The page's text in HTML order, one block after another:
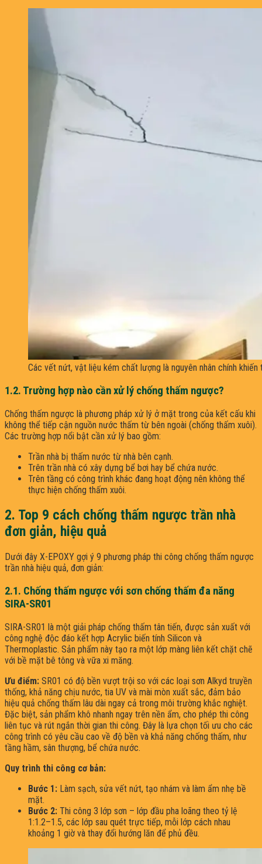
Các vết nứt, vật liệu kém chất lượng là nguyên nhân chính
1.2. Trường hợp nào cần xử lý chống thấm ngược?
Chống thấm ngược là phương pháp xử lý ở mặt trong của kết cấu khi
không thể tiếp cận nguồn nước thấm từ bên ngoài (chống thấm xuôi).
Các trường hợp nổi bật cần xử lý bao gồm:
Trần nhà bị thấm nước từ nhà bên cạnh.
Trên trần nhà có xây dựng bể bơi hay bể chứa nước.
Trên tầng có công trình khác đang hoạt động nên không thể
thực hiện chống thấm xuôi.
2. Top 9 cách chống thấm ngược trần nhà
đơn giản, hiệu quả
Dưới đây X-EPOXY gợi ý 9 phương pháp thi công chống thấm ngược
trần nhà hiệu quả, đơn giản:
2.1. Chống thấm ngược với sơn chống thấm đa năng
SIRA-SR01
SIRA-SR01 là một giải pháp chống thấm tân tiến, được sản xuất với
công nghệ độc đáo kết hợp Acrylic biến tính Silicon và
Thermoplastic. Sản phẩm này tạo ra một lớp màng liên kết chặt chẽ
với bề mặt bê tông và vữa xi măng.
Ưu điểm: SR01 có độ bền vượt trội so với các loại sơn Alkyd truyền
thống, khả năng chịu nước, tia UV và mài mòn xuất sắc, đảm bảo
hiệu quả chống thấm lâu dài ngay cả trong môi trường khắc nghiệt.
Đặc biệt, sản phẩm khô nhanh ngay trên nền ẩm, cho phép thi công
liên tục và rút ngắn thời gian thi công. Đây là lựa chọn tối ưu cho các
công trình có yêu cầu cao về độ bền và khả năng chống thấm, như
tầng hầm, sân thượng, bể chứa nước.
Quy trình thi công cơ bản:
Bước 1: Làm sạch, sửa vết nứt, tạo nhám và làm ẩm nhẹ bề
mặt.
Bước 2: Thi công 3 lớp sơn – lớp đầu pha loãng theo tỷ lệ
1:1.2–1.5, các lớp sau quét trực tiếp, mỗi lớp cách nhau
khoảng 1 giờ và thay đổi hướng lăn để phủ đều.